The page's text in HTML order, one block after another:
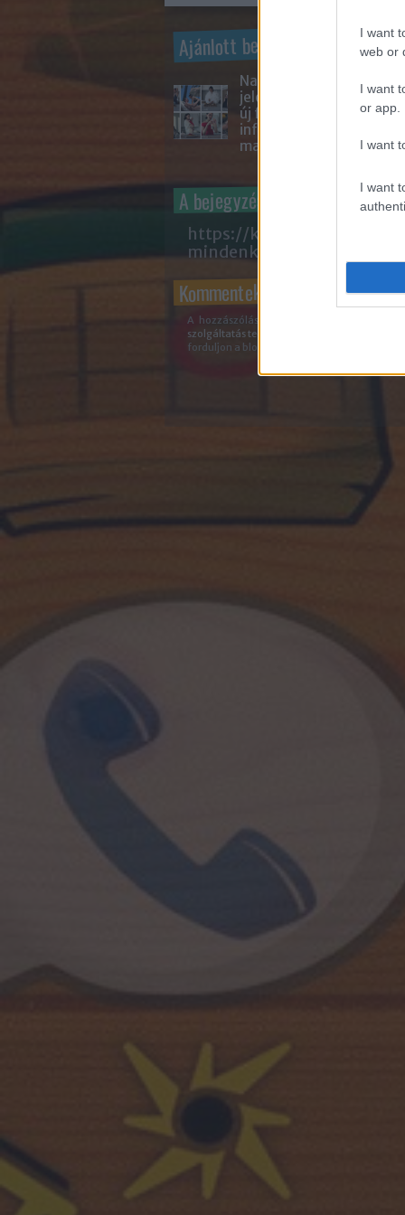
I want
web or
I want
or app.
I want
I want
Ajánlott bejegyzések:
Nara Smith
jelenség: egy
új fejezet az
influencer
marketingben
A bejegyzés trackback címe:
https://kozossegi-media-
mindenkinek.blog.hu/api/
Kommentek:
A hozzászólások a
szolgáltatás technikai
üzemeltetője
forduljon a blog szerkesztőjéhez. Részletek a